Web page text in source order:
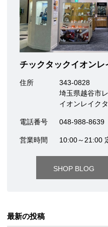
チックタックイオンレ
住所
343-0828
埼玉県越谷市
イオンレイク
電話番号 048-988-8639
営業時間 10:00～21:00
SHOP BLOG
最新の投稿